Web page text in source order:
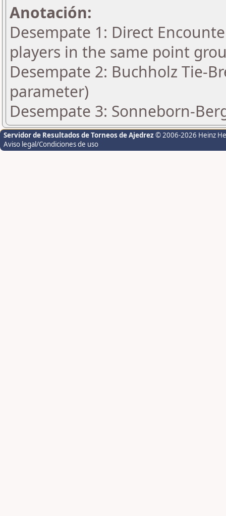
Anotación:
Desempate 1: Direct
players in the same point
Desempate 2: Buchholz Tie-
parameter)
Desempate 3: Sonneborn-
Servidor de Resultados de Torneos de Ajedrez © 2006-2026 Heinz
Aviso legal/Condiciones de uso